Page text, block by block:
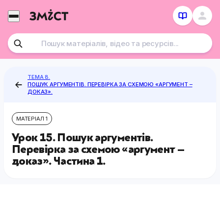
Перейти
до
ТЕМА 8.
ПОШУК АРГУМЕНТІВ. ПЕРЕВІРКА ЗА СХЕМОЮ «АРГУМЕНТ –
ДОКАЗ».
МАТЕРІАЛ 1
Урок 15. Пошук аргументів.
Перевірка за схемою «аргумент –
доказ». Частина 1.